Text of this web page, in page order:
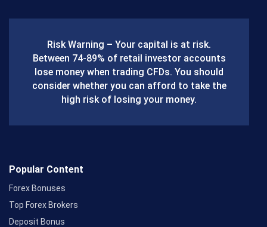
o
o
k
Risk Warning – Your capital is at risk.
Between 74-89% of retail investor accounts
lose money when trading CFDs. You should
consider whether you can afford to take the
high risk of losing your money.
Popular Content
Forex Bonuses
Top Forex Brokers
Deposit Bonus